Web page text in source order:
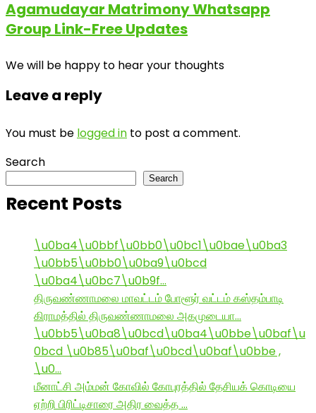
Agamudayar Matrimony Whatsapp
Group Link-Free Updates
We will be happy to hear your thoughts
Leave a reply
You must be logged in to post a comment.
Search
Search
Recent Posts
\u0ba4\u0bbf\u0bb0\u0bc1\u0bae\u0ba3
\u0bb5\u0bb0\u0ba9\u0bcd
\u0ba4\u0bc7\u0b9f…
திருவண்ணாமலை மாவட்டம் போளூர் வட்டம் கஸ்தம்பாடி
கிராமத்தில் திருவண்ணாமலை அகமுடையா…
\u0bb5\u0ba8\u0bcd\u0ba4\u0bbe\u0baf\u
0bcd \u0b85\u0baf\u0bcd\u0baf\u0bbe ,
\u0…
மீனாட்சி அம்மன் கோவில் கோபுரத்தில் தேசியக் கொடியை
ஏற்றி பிரிட்டிசாரை அதிர வைத்த …